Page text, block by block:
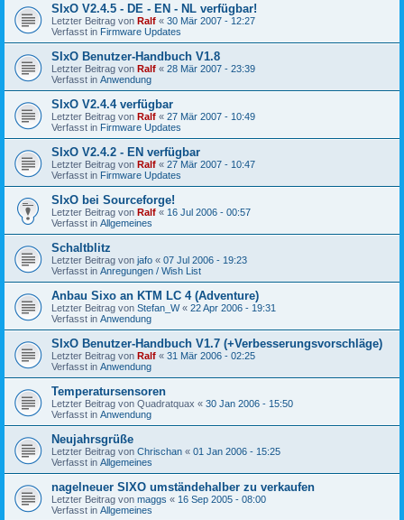
SIxO V2.4.5 - DE - EN - NL verfügbar!
Letzter Beitrag von Ralf « 30 Mär 2007 - 12:27
Verfasst in Firmware Updates
SIxO Benutzer-Handbuch V1.8
Letzter Beitrag von Ralf « 28 Mär 2007 - 23:39
Verfasst in Anwendung
SIxO V2.4.4 verfügbar
Letzter Beitrag von Ralf « 27 Mär 2007 - 10:49
Verfasst in Firmware Updates
SIxO V2.4.2 - EN verfügbar
Letzter Beitrag von Ralf « 27 Mär 2007 - 10:47
Verfasst in Firmware Updates
SIxO bei Sourceforge!
Letzter Beitrag von Ralf « 16 Jul 2006 - 00:57
Verfasst in Allgemeines
Schaltblitz
Letzter Beitrag von jafo « 07 Jul 2006 - 19:23
Verfasst in Anregungen / Wish List
Anbau Sixo an KTM LC 4 (Adventure)
Letzter Beitrag von Stefan_W« 22 Apr 2006 - 19:31
Verfasst in Anwendung
SIxO Benutzer-Handbuch V1.7 (+Verbesserungsvorschläge)
Letzter Beitrag von Ralf « 31 Mär 2006 - 02:25
Verfasst in Anwendung
Temperatursensoren
Letzter Beitrag von Quadratquax « 30 Jan 2006 - 15:50
Verfasst in Anwendung
Neujahrsgrüße
Letzter Beitrag von Chrischan « 01 Jan 2006 - 15:25
Verfasst in Allgemeines
nagelneuer SIXO umständehalber zu verkaufen
Letzter Beitrag von maggs « 16 Sep 2005 - 08:00
Verfasst in Allgemeines